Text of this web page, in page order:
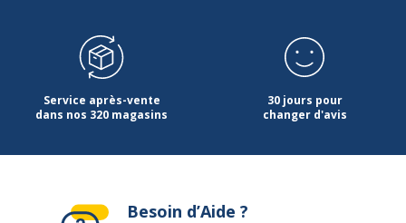
Service après-vente
dans nos 320 magasins
30 jours pour
changer d'avis
Besoin d’Aide ?